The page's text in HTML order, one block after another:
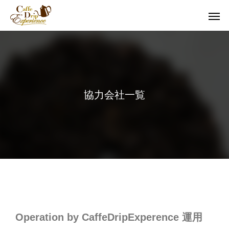
協力会社一覧
Operation by CaffeDripExperence 運用